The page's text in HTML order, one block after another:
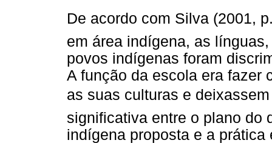
De acordo com Silva (2001,
em área indígena, as
povos indígenas foram
A função da escola era fazer
as suas culturas e
significativa entre o plano do
indígena proposta e a